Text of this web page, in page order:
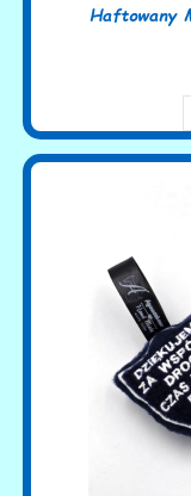
Haftowany